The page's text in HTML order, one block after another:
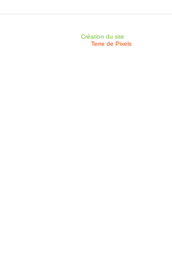
Création du site
Terre de Pixels